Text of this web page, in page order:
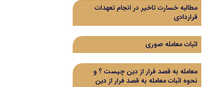
مطالبه خسارت تاخیر در انجام تعهدات
قراردادی
اثبات معامله صوری
معامله به قصد فرار از دین چیست ؟ و
نحوه اثبات معامله به قصد فرار از دین